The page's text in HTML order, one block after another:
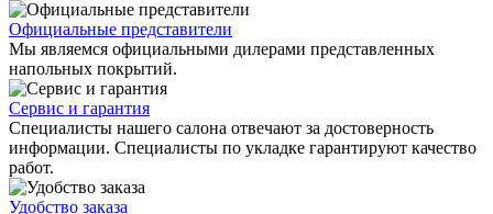
Официальные представители
Мы являемся официальными дилерами представленных
напольных покрытий.
Сервис и гарантия
Специалисты нашего салона отвечают за достоверность
информации. Специалисты по укладке гарантируют качество
работ.
Удобство заказа